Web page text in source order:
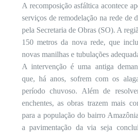
A recomposição asfáltica acontece
serviços de remodelação na rede de
pela Secretaria de Obras (SO). A
150 metros da nova rede, que
novas manilhas e tubulações
A intervenção é uma antiga
que, há anos, sofrem com os
período chuvoso. Além de
enchentes, as obras trazem mais
para a população do bairro
a pavimentação da via seja